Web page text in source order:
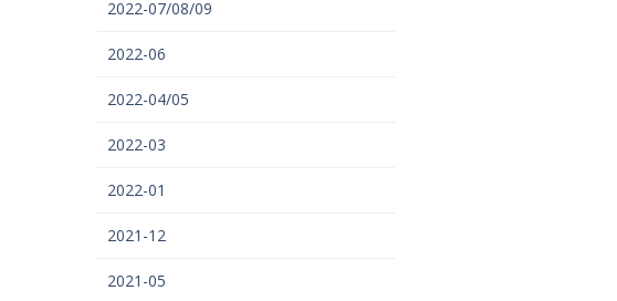
2022-07/08/09
2022-06
2022-04/05
2022-03
2022-01
2021-12
2021-05